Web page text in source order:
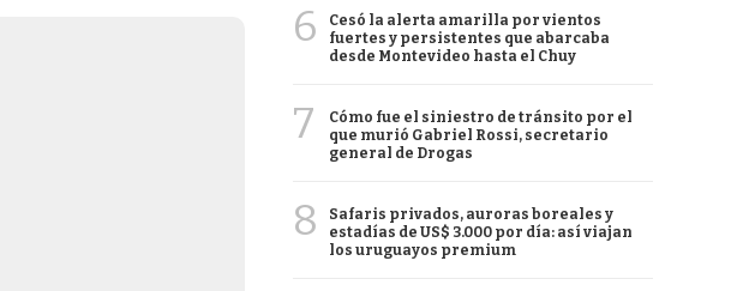
6
Cesó la alerta amarilla por vientos
fuertes y persistentes que abarcaba
desde Montevideo hasta el Chuy
7
Cómo fue el siniestro de tránsito por el
que murió Gabriel Rossi, secretario
general de Drogas
8
Safaris privados, auroras boreales y
estadías de US$ 3.000 por día: así viajan
los uruguayos premium